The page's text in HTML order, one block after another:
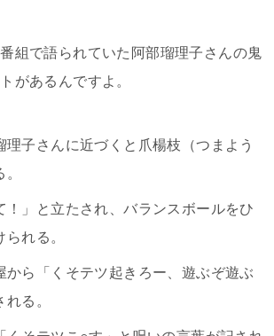
組で語られていた阿部瑠理子さんの鬼
があるんですよ。
理子さんに近づくと爪楊枝（つまよう
！」と立たされ、バランスボールをひ
れる。
から「くそテツ起きろー、遊ぶぞ遊ぶ
る。